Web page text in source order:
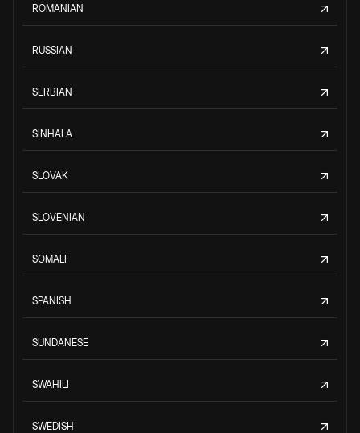
ROMANIAN
RUSSIAN
SERBIAN
SINHALA
SLOVAK
SLOVENIAN
SOMALI
SPANISH
SUNDANESE
SWAHILI
SWEDISH